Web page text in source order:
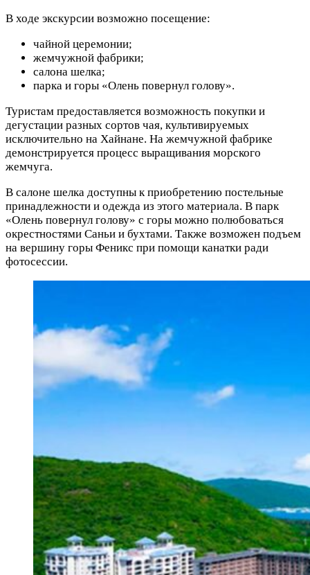
В ходе экскурсии возможно посещение:
чайной церемонии;
жемчужной фабрики;
салона шелка;
парка и горы «Олень повернул голову».
Туристам предоставляется возможность покупки и
дегустации разных сортов чая, культивируемых
исключительно на Хайнане. На жемчужной фабрике
демонстрируется процесс выращивания морского
жемчуга.
В салоне шелка доступны к приобретению постельные
принадлежности и одежда из этого материала. В парк
«Олень повернул голову» с горы можно полюбоваться
окрестностями Саньи и бухтами. Также возможен подъем
на вершину горы Феникс при помощи канатки ради
фотосессии.